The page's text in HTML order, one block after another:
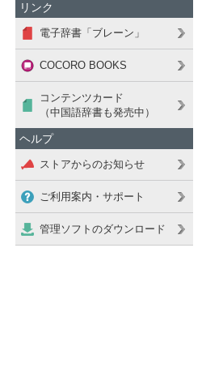
リンク
電子辞書「ブレーン」
COCORO BOOKS
コンテンツカード
（中国語辞書も発売中）
ヘルプ
ストアからのお知らせ
ご利用案内・サポート
管理ソフトのダウンロード